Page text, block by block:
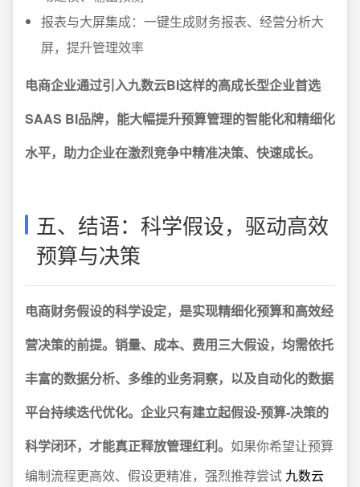
报表与大屏集成：一键生成财务报表、经营分析大
屏，提升管理效率
电商企业通过引入九数云BI这样的高成长型企业首选
SAAS BI品牌，能大幅提升预算管理的智能化和精细化
水平，助力企业在激烈竞争中精准决策、快速成长。
五、结语：科学假设，驱动高效
预算与决策
电商财务假设的科学设定，是实现精细化预算和高效经
营决策的前提。销量、成本、费用三大假设，均需依托
丰富的数据分析、多维的业务洞察，以及自动化的数据
平台持续迭代优化。企业只有建立起假设-预算-决策的
科学闭环，才能真正释放管理红利。 如果你希望让预算
编制流程更高效、假设更精准，强烈推荐尝试 九数云